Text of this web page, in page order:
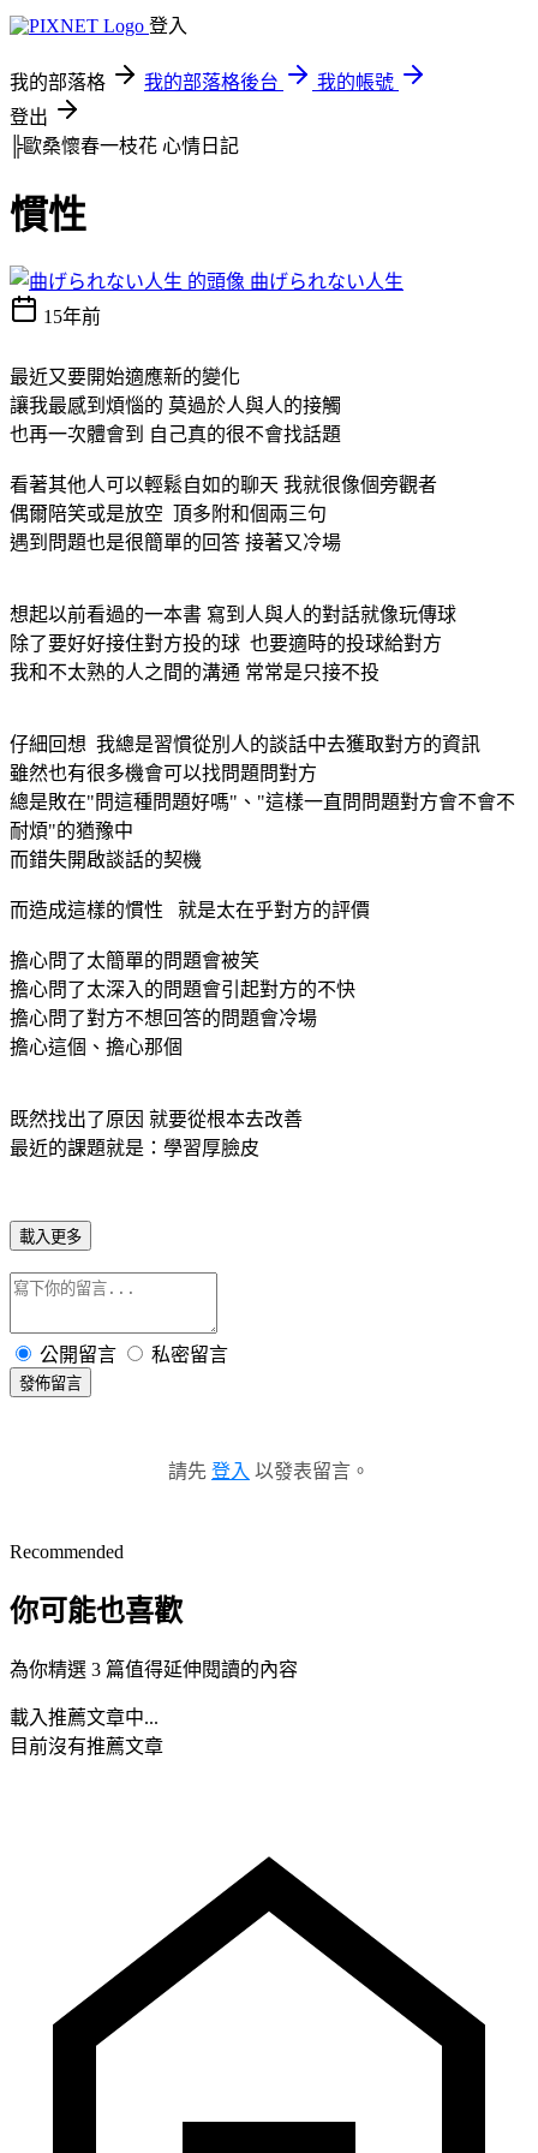
登入
我的部落格 我的部落格後台
我的帳號
登出
╠歐桑懷春一枝花 心情日記
慣性
曲げられない人生
15年前
最近又要開始適應新的變化
讓我最感到煩惱的 莫過於人與人的接觸
也再一次體會到 自己真的很不會找話題
看著其他人可以輕鬆自如的聊天 我就很像個旁觀者
偶爾陪笑或是放空 頂多附和個兩三句
遇到問題也是很簡單的回答 接著又冷場
想起以前看過的一本書 寫到人與人的對話就像玩傳球
除了要好好接住對方投的球 也要適時的投球給對方
我和不太熟的人之間的溝通 常常是只接不投
仔細回想 我總是習慣從別人的談話中去獲取對方的資訊
雖然也有很多機會可以找問題問對方
總是敗在"問這種問題好嗎"、"這樣一直問問題對方會不會不
耐煩"的猶豫中
而錯失開啟談話的契機
而造成這樣的慣性 就是太在乎對方的評價
擔心問了太簡單的問題會被笑
擔心問了太深入的問題會引起對方的不快
擔心問了對方不想回答的問題會冷場
擔心這個、擔心那個
既然找出了原因 就要從根本去改善
最近的課題就是：學習厚臉皮
載入更多
公開留言 私密留言
發佈留言
請先 登入 以發表留言。
Recommended
你可能也喜歡
為你精選 3 篇值得延伸閱讀的內容
載入推薦文章中...
目前沒有推薦文章